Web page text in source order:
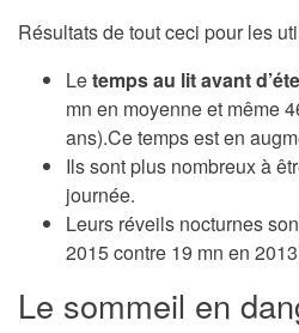
Résultats de tout ceci pour les
Letemps au lit avant
mn en moyenne et même
ans).Ce temps est en
Ils sont plus nombreux à
journée.
Leurs réveils nocturnes
2015 contre 19 mn en
Le sommeil en